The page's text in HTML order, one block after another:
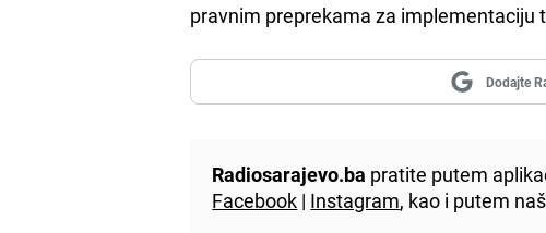
pravnim preprekama za implementaciju
Dodajte
Radiosarajevo.ba pratite putem
Facebook | Instagram, kao i putem